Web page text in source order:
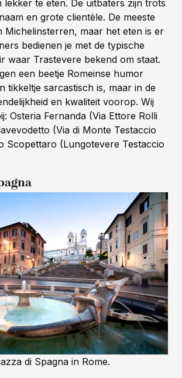
lekker te eten. De uitbaters zijn trots
en grote clientèle. De meeste
Michelinsterren, maar het eten is er
bedienen je met de typische
waar Trastevere bekend om staat.
een beetje Romeinse humor
tikkeltje sarcastisch is, maar in de
en kwaliteit voorop. Wij
Osteria Fernanda (Via Ettore Rolli
(Via di Monte Testaccio
Scopettaro (Lungotevere Testaccio
di Spagna in Rome.